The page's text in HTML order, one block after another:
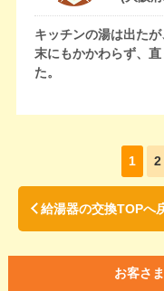
キッチンの湯は出た
末にもかかわらず、
た。
1 2
給湯器の交換TOPへ
お客さ